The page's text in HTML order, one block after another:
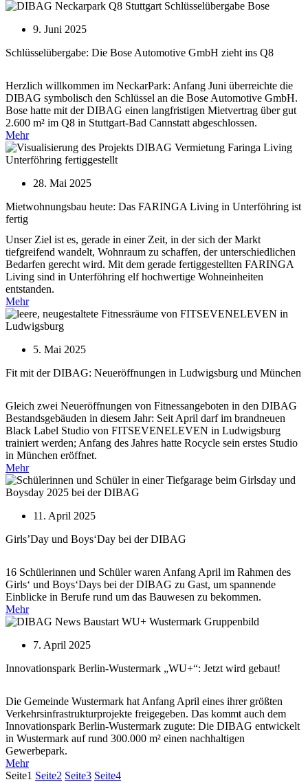
9. Juni 2025
Schlüsselübergabe: Die Bose Automotive GmbH zieht ins Q8
Herzlich willkommen im NeckarPark: Anfang Juni überreichte die
DIBAG symbolisch den Schlüssel an die Bose Automotive GmbH.
Bose hatte mit der DIBAG einen langfristigen Mietvertrag über gut
2.600 m² im Q8 in Stuttgart-Bad Cannstatt abgeschlossen.
Mehr
28. Mai 2025
Mietwohnungsbau heute: Das FARINGA Living in Unterföhring ist
fertig
Unser Ziel ist es, gerade in einer Zeit, in der sich der Markt
tiefgreifend wandelt, Wohnraum zu schaffen, der unterschiedlichen
Bedarfen gerecht wird. Mit dem gerade fertiggestellten FARINGA
Living sind in Unterföhring elf hochwertige Wohneinheiten
entstanden.
Mehr
5. Mai 2025
Fit mit der DIBAG: Neueröffnungen in Ludwigsburg und München
Gleich zwei Neueröffnungen von Fitnessangeboten in den DIBAG
Bestandsgebäuden in diesem Jahr: Seit April darf im brandneuen
Black Label Studio von FITSEVENELEVEN in Ludwigsburg
trainiert werden; Anfang des Jahres hatte Rocycle sein erstes Studio
in München eröffnet.
Mehr
11. April 2025
Girls’Day und Boys‘Day bei der DIBAG
16 Schülerinnen und Schüler waren Anfang April im Rahmen des
Girls‘ und Boys‘Days bei der DIBAG zu Gast, um spannende
Einblicke in Berufe rund um das Bauwesen zu bekommen.
Mehr
7. April 2025
Innovationspark Berlin-Wustermark „WU+“: Jetzt wird gebaut!
Die Gemeinde Wustermark hat Anfang April eines ihrer größten
Verkehrsinfrastrukturprojekte freigegeben. Das kommt auch dem
Innovationspark Berlin-Wustermark zugute: Die DIBAG entwickelt
in Wustermark auf rund 300.000 m² einen nachhaltigen
Gewerbepark.
Mehr
Seite1 Seite2 Seite3 Seite4